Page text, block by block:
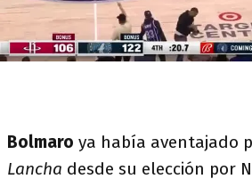
Bolmaro ya había aventajado
Lancha desde su elección por